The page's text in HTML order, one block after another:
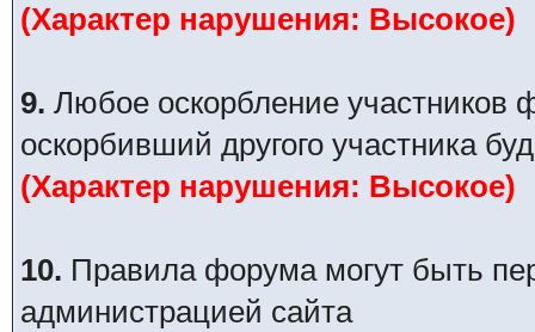
(Характер нарушения: Высокое)
9. Любое оскорбление участников
оскорбивший другого участника
(Характер нарушения: Высокое)
10. Правила форума могут быть
администрацией сайта